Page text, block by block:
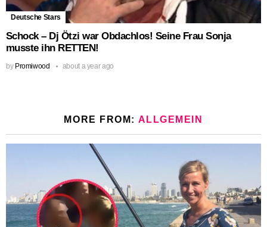
Deutsche Stars
Schock – Dj Ötzi war Obdachlos! Seine Frau Sonja
musste ihn RETTEN!
by Promiwood about a year ago
MORE FROM: ALLGEMEIN